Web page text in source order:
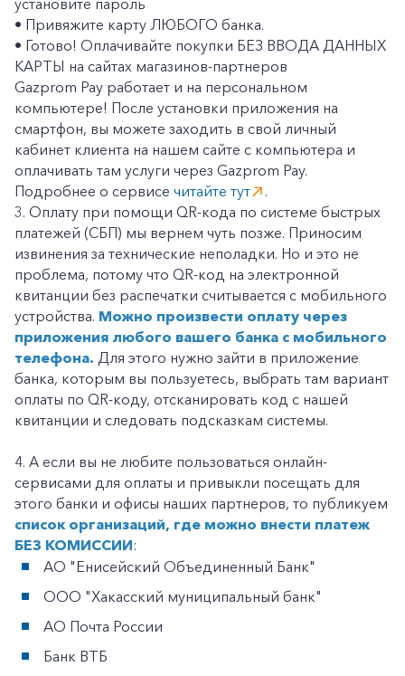
установите пароль
• Привяжите карту ЛЮБОГО банка.
• Готово! Оплачивайте покупки БЕЗ ВВОДА ДАННЫХ
КАРТЫ на сайтах магазинов-партнеров
Gazprom Pay работает и на персональном
компьютере! После установки приложения на
смартфон, вы можете заходить в свой личный
кабинет клиента на нашем сайте с компьютера и
оплачивать там услуги через Gazprom Pay.
Подробнее о сервисе читайте тут
.
3. Оплату при помощи QR-кода по системе быстрых
платежей (СБП) мы вернем чуть позже. Приносим
извинения за технические неполадки. Но и это не
проблема, потому что QR-код на электронной
квитанции без распечатки считывается с мобильного
устройства. Можно произвести оплату через
приложения любого вашего банка с мобильного
телефона. Для этого нужно зайти в приложение
банка, которым вы пользуетесь, выбрать там вариант
оплаты по QR-коду, отсканировать код с нашей
квитанции и следовать подсказкам системы.
4. А если вы не любите пользоваться онлайн-
сервисами для оплаты и привыкли посещать для
этого банки и офисы наших партнеров, то публикуем
список организаций, где можно внести платеж
БЕЗ КОМИССИИ:
АО "Енисейский Объединенный Банк"
ООО "Хакасский муниципальный банк"
АО Почта России
Банк ВТБ